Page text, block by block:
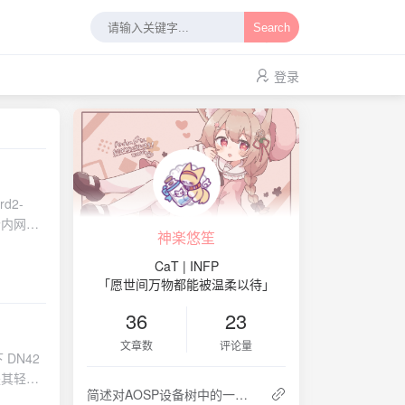
Search
登录
携带策略的控制平面”. 第三阶段: Egress / Export 一条路由要离开基础设施时, 会再次经过 export filter. 此处根据 community 可以系统性的防止路由泄露并进行宏观调控如 AS prepend. 比如: DN42 underlay route 带有 underlay-only community, 所以不会被导出到 DN42 eBGP; IANA upstream 学来的路由不会再导给另一个 upstream; IANA peer 学来的路由不会再导给另一个 p
calico-node-dhl2c 1/1 Running 0 4h24m 192.168.100.251 kubemaster <none> <none> calico-system calico-node-nbpkj 1/1 Running 0 4h23m 192.168.100.252 kubenode-wds-1 <none> <none> calico-system calico-typha-7bb5db4bdc-rfpwg 1/1 Running 0 5h38m 10.2.5.7 kubenode-hkg04 <none> <none> calico-system calico-typha-7bb5db4bdc-rwwr5 1/1 Running 0 5h38m 192.168.100.251 kubemaster <none> <none> calico-system csi-node-driver-jglwp 2/2 Running 0 5h38m 10.42.64.68 kubenode-wds-1 <no
神楽悠笙
CaT | INFP
「愿世间万物都能被温柔以待」
36
文章数
23
评论量
简述对AOSP设备树中的一些文件和概念的理解